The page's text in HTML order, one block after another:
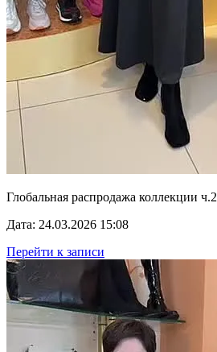
Глобальная распродажа коллекции ч.2
Дата: 24.03.2026 15:08
Перейти к записи